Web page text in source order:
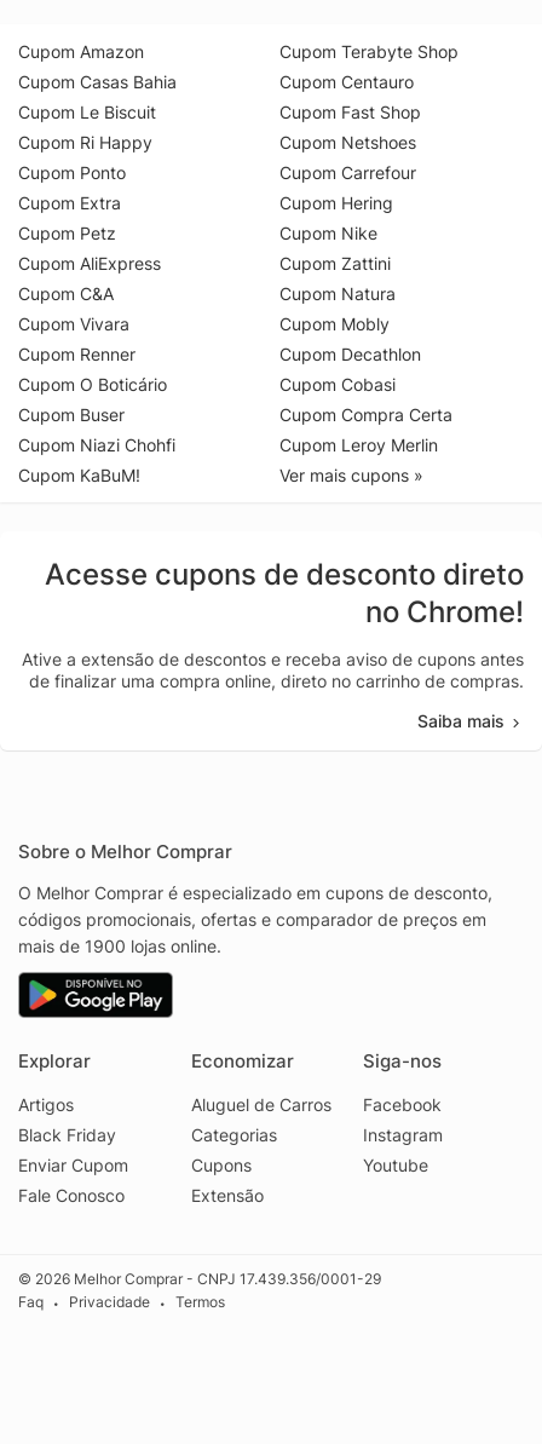
Cupom Amazon
Cupom Casas Bahia
Cupom Le Biscuit
Cupom Ri Happy
Cupom Ponto
Cupom Extra
Cupom Petz
Cupom AliExpress
Cupom C&A
Cupom Vivara
Cupom Renner
Cupom O Boticário
Cupom Buser
Cupom Niazi Chohfi
Cupom KaBuM!
Cupom Terabyte Shop
Cupom Centauro
Cupom Fast Shop
Cupom Netshoes
Cupom Carrefour
Cupom Hering
Cupom Nike
Cupom Zattini
Cupom Natura
Cupom Mobly
Cupom Decathlon
Cupom Cobasi
Cupom Compra Certa
Cupom Leroy Merlin
Ver mais cupons »
Acesse cupons de desconto direto
no Chrome!
Ative a extensão de descontos e receba aviso de cupons antes
de finalizar uma compra online, direto no carrinho de compras.
Saiba mais
Sobre o Melhor Comprar
O Melhor Comprar é especializado em cupons de desconto,
códigos promocionais, ofertas e comparador de preços em
mais de 1900 lojas online.
Explorar
Artigos
Black Friday
Enviar Cupom
Fale Conosco
Economizar
Aluguel de Carros
Categorias
Cupons
Extensão
Siga-nos
Facebook
Instagram
Youtube
© 2026 Melhor Comprar - CNPJ 17.439.356/0001-29
Faq
• Privacidade • Termos